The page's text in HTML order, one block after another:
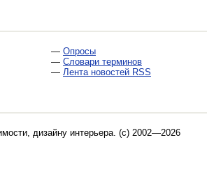
— Опросы
— Словари терминов
— Лента новостей RSS
дизайну интерьера. (c) 2002—2026